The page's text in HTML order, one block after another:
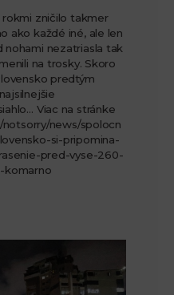
rokmi zničilo takmer
ako každé iné, ale len
nohami nezatriasla tak
na trosky. Skoro
predtým
Viac na stránke
news/spolocn
si-pripomina-
pred-vyse-260-
komarno